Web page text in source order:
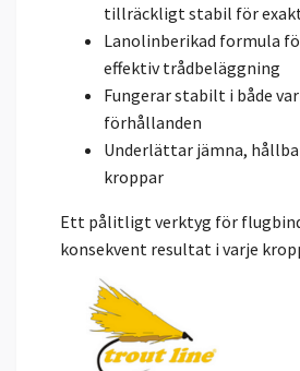
tillräckligt stabil för
Lanolinberikad formula
effektiv trådbeläggning
Fungerar stabilt i både
förhållanden
Underlättar jämna,
kroppar
Ett pålitligt verktyg för
konsekvent resultat i varje